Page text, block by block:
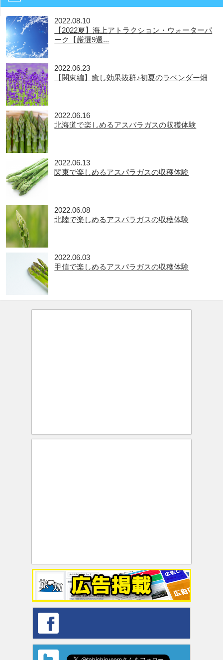
2022.08.10
【2022夏】海上アトラクション・ウォーターパ
ーク【厳選9選...
2022.06.23
【関東編】癒し効果抜群♪初夏のラベンダー畑
2022.06.16
北海道で楽しめるアスパラガスの収穫体験
2022.06.13
関東で楽しめるアスパラガスの収穫体験
2022.06.08
北陸で楽しめるアスパラガスの収穫体験
2022.06.03
甲信で楽しめるアスパラガスの収穫体験